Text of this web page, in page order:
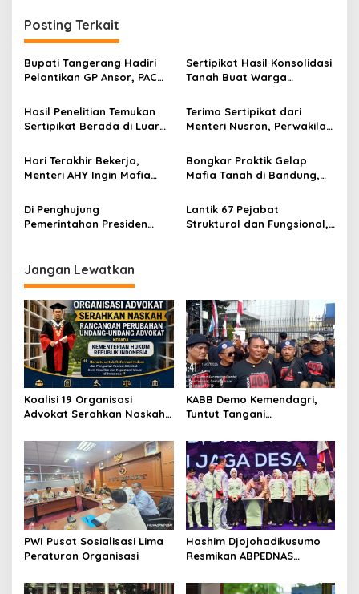
a
s
i
o
Posting Terkait
Bupati Tangerang Hadiri
Pelantikan GP Ansor, PAC
Sertipikat Hasil Konsolidasi
Tanah Buat Warga
Terbantu dalam Aspek
Ekonomi dan Kurangi
Kesenjangan Sosial
Hasil Penelitian Temukan
Sertipikat Berada di Luar
ATR/BPN Akan Lakukan
Proses Pembatalan
Terima Sertipikat dari
Menteri Nusron, Perwakilan
Dukung Santri Jadi
Entrepreneur
Hari Terakhir Bekerja,
Menteri AHY Ingin Mafia
Bongkar Praktik Gelap
Mafia Tanah di Bandung,
Selamatkan Potensi
Kerugian Lebih dari Rp3,6
Triliun
Di Penghujung
Pemerintahan Presiden
di Jawa Barat
Lantik 67 Pejabat
Struktural dan Fungsional,
Jangan Lewatkan
Koalisi 19 Organisasi
Advokat Serahkan Naskah
Hukum RI
KABB Demo Kemendagri,
Tuntut Tangani
Jabatan
PWI Pusat Sosialisasi Lima
Peraturan Organisasi
Hashim Djojohadikusumo
Resmikan ABPEDNAS
Perkuat Ketahanan